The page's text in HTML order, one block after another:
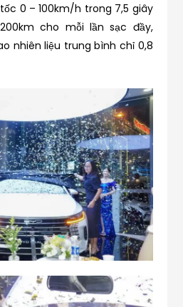
0 – 100km/h trong 7,5 giây
cho mỗi lần sạc đầy,
nhiên liệu trung bình chỉ 0,8